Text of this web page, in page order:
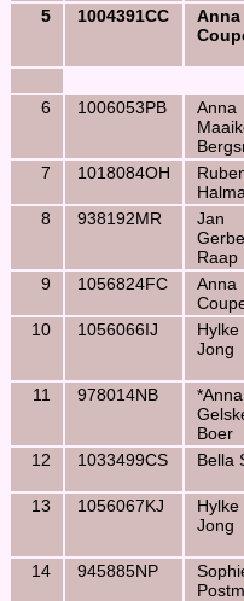
5 1004391CC
Anna
6 1006053PB
Anna
7 1018084OH
8
938192MR
Jan
Raap
9 1056824FC
Anna
10 1056066IJ
Hylke
Jong
11 978014NB
*Anna
Boer
12 1033499CS Bella
13
1056067KJ
Hylke
Jong
14 945885NP